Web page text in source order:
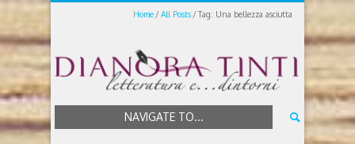
Home All Posts Tag: Una bellezza asciutta
NAVIGATE TO...